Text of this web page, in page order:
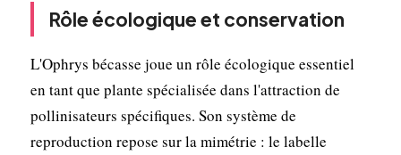
Rôle écologique et conservation
L'Ophrys bécasse joue un rôle écologique essentiel
en tant que plante spécialisée dans l'attraction de
pollinisateurs spécifiques. Son système de
reproduction repose sur la mimétrie : le labelle